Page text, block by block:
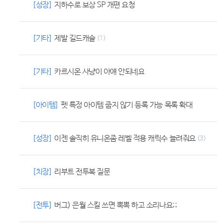
[성장] 지하수로 보상 SP 개편 요청
[기타] 제발 길드캐슬 (1)
[기타] 카르시온 사냥이 아얘 안되네요
[아이템] 펫 특정 아이템 줍지 않기 등록 가능 목록 확대
[성장] 이젠 솔직히 유니온좀 레벨 적용 캐릭수 늘려줘요 (3)
[치장] 리부트 전투복 질문
[전투] 버그) 은월 스킬 쓰면 뽁뽁 하고 소리나요;;